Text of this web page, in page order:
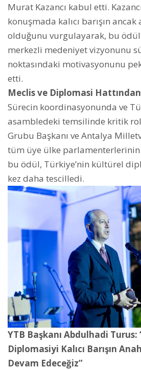
Murat Kazancı kabul etti.
konuşmada kalıcı barışın
olduğunu vurgulayarak, bu
merkezli medeniyet vizyonunu
noktasındaki motivasyonunu
etti.
Meclis ve Diplomasi
Sürecin koordinasyonunda ve
asambledeki temsilinde kritik
Grubu Başkanı ve Antalya
tüm üye ülke
bu ödül, Türkiye’nin kültürel
kez daha tescilledi.
YTB Başkanı Abdulhadi Turus:
Diplomasiyi Kalıcı Barışın
Devam Edeceğiz”